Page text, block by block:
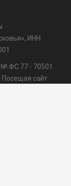
ИНН
ФС 77 - 70501.
Посещая сайт